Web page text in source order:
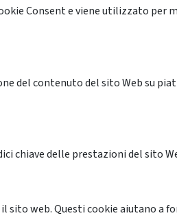
Consent e viene utilizzato
del contenuto del sito Web su
chiave delle prestazioni del sito
web. Questi cookie aiutano a